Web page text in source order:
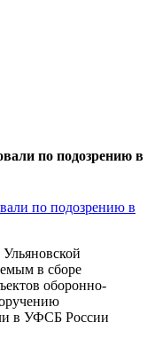
по подозрению в
в сборе
оборонно-
в УФСБ России